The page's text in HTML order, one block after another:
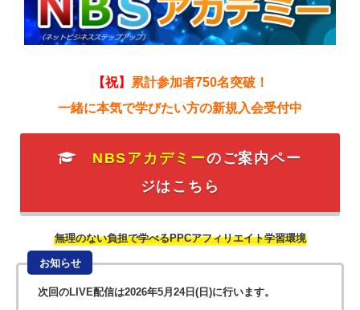
【祝】
累計参加者750名突破！
一緒に本気で学びたい方の新規入会受付中
NBSアカデミーのご案内ペー
ジはこちら
無理のない負担で学べるPPCアフィリエイト学習環境
お知らせ
次回のLIVE配信は2026年5月24日(日)に行います。